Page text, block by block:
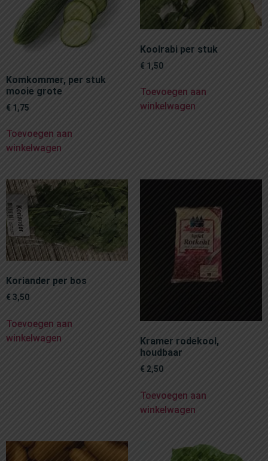
Komkommer, per stuk
mooie grote
€ 1,75
Toevoegen aan
winkelwagen
Koolrabi per stuk
€ 1,50
Toevoegen aan
winkelwagen
Koriander per bos
€3,50
Toevoegen aan
winkelwagen
Kramer rodekool,
houdbaar
€ 2,50
Toevoegen aan
winkelwagen